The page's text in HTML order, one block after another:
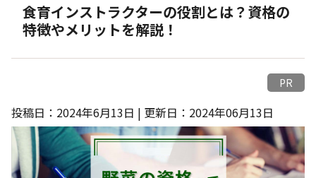
食育インストラクターの役割とは？資格の
特徴やメリットを解説！
PR
投稿日：2024年6月13日 | 更新日：2024年06月13日